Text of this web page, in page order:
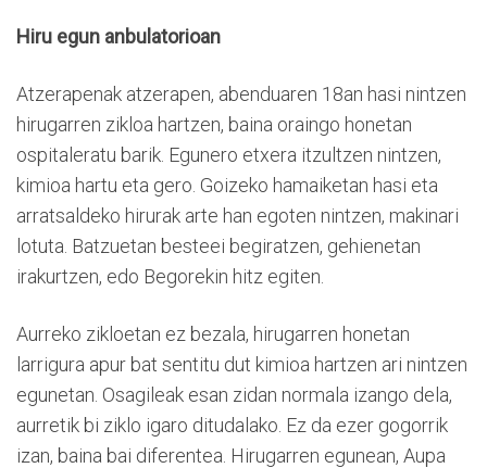
Hiru egun anbulatorioan
Atzerapenak atzerapen, abenduaren 18an hasi nintzen
hirugarren zikloa hartzen, baina oraingo honetan
ospitaleratu barik. Egunero etxera itzultzen nintzen,
kimioa hartu eta gero. Goizeko hamaiketan hasi eta
arratsaldeko hirurak arte han egoten nintzen, makinari
lotuta. Batzuetan besteei begiratzen, gehienetan
irakurtzen, edo Begorekin hitz egiten.
Aurreko zikloetan ez bezala, hirugarren honetan
larrigura apur bat sentitu dut kimioa hartzen ari nintzen
egunetan. Osagileak esan zidan normala izango dela,
aurretik bi ziklo igaro ditudalako. Ez da ezer gogorrik
izan, baina bai diferentea. Hirugarren egunean, Aupa